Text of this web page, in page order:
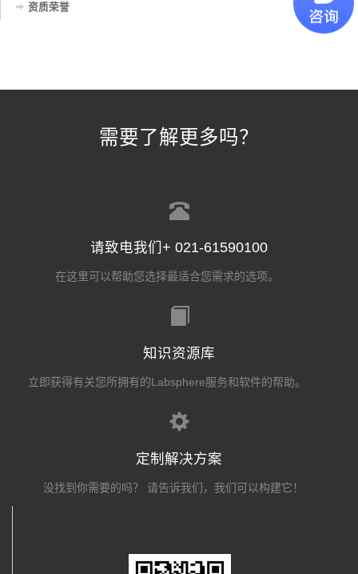
资质荣誉
需要了解更多吗？
请致电我们+ 021-61590100
在这里可以帮助您选择最适合您需求的选项。
知识资源库
立即获得有关您所拥有的Labsphere服务和软件的帮助。
定制解决方案
没找到你需要的吗？ 请告诉我们，我们可以构建它！